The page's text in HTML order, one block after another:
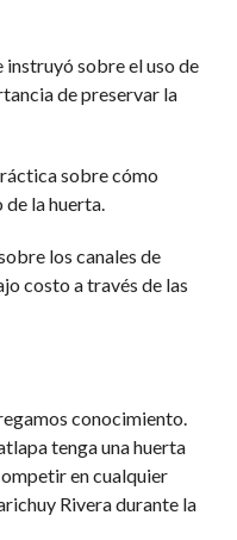
sobre el uso de
de preservar la
sobre cómo
la huerta.
los canales de
costo a través de las
conocimiento.
tenga una huerta
en cualquier
Rivera durante la